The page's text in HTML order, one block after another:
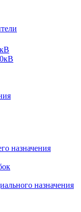
назначения
назначения